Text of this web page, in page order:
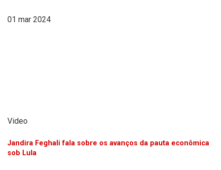
01 mar 2024
Video
Jandira Feghali fala sobre os avanços da pauta econômica
sob Lula